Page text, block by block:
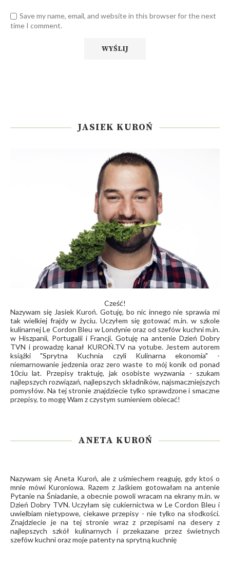
Save my name, email, and website in this browser for the next
time I comment.
JASIEK KUROŃ
Cześć!
Nazywam się Jasiek Kuroń. Gotuję, bo nic innego nie sprawia mi
tak wielkiej frajdy w życiu. Uczyłem się gotować m.in. w szkole
kulinarnej Le Cordon Bleu w Londynie oraz od szefów kuchni m.in.
w Hiszpanii, Portugalii i Francji. Gotuję na antenie Dzień Dobry
TVN i prowadzę kanał KUROŃ.TVna yotube. Jestem autorem
książki "Sprytna Kuchnia czyli Kulinarna ekonomia" -
niemarnowanie jedzenia oraz zero waste to mój konik od ponad
10ciu lat. Przepisy traktuję, jak osobiste wyzwania - szukam
najlepszych rozwiązań, najlepszych składników, najsmaczniejszych
pomysłów. Na tej stronie znajdziecie tylko sprawdzone i smaczne
przepisy, to mogę Wam z czystym sumieniem obiecać!
ANETA KUROŃ
Nazywam się Aneta Kuroń, ale z uśmiechem reaguję, gdy ktoś o
mnie mówi Kuroniowa. Razem z Jaśkiem gotowałam na antenie
Pytanie na Śniadanie, a obecnie powoli wracam na ekrany m.in. w
Dzień Dobry TVN. Uczyłam się cukiernictwa w Le Cordon Bleu i
uwielbiam nietypowe, ciekawe przepisy - nie tylko na słodkości.
Znajdziecie je na tej stronie wraz z przepisami na desery z
najlepszych szkół kulinarnych i przekazane przez świetnych
szefów kuchni oraz moje patenty na sprytną kuchnię